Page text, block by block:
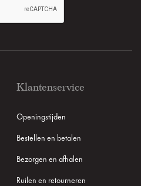
Klantenservice
Openingstijden
Bestellen en betalen
Bezorgen en afhalen
Ruilen en retourneren